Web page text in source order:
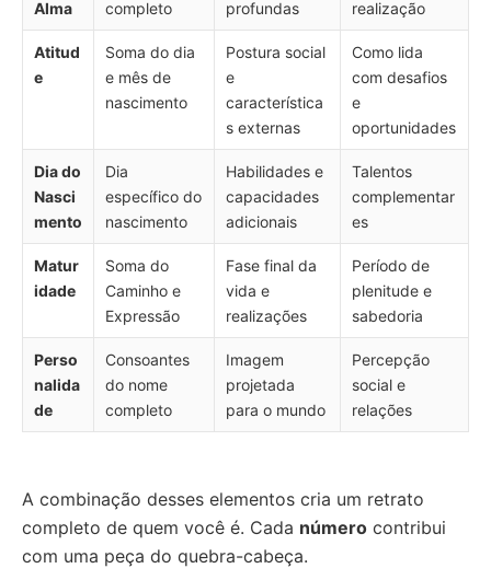
Alma
completo
profundas
realização
Atitud
e
Soma do dia
e mês de
nascimento
Postura social
e
característica
s externas
Como lida
com desafios
e
oportunidades
Dia do
Nasci
mento
Dia
específico do
nascimento
Habilidades e
capacidades
adicionais
Talentos
complementar
es
Matur
idade
Soma do
Caminho e
Expressão
Fase final da
vida e
realizações
Período de
plenitude e
sabedoria
Perso
nalida
de
Consoantes
do nome
completo
Imagem
projetada
para o mundo
Percepção
social e
relações
A combinação desses elementos cria um retrato
completo de quem você é. Cada número contribui
com uma peça do quebra-cabeça.